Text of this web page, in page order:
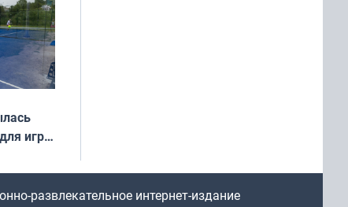
игры
развлекательное интернет-издание